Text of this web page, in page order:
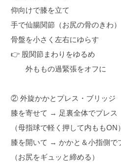
仰向けで膝を立て
手で仙腸関節（お尻の骨のきわ
骨盤を小さく左右にゆらす
👉 股関節まわりをゆるめ
外ももの過緊張をオフに
② 外旋かかとプレス・ブリッジ
膝を寄せて → 足裏全体でプレス
（母指球で軽く押して内ももON）
膝を開いて → かかと＆小指側で
（お尻をギュッと締める）